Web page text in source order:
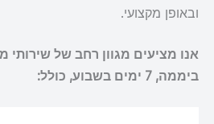
ובאופן מקצועי.
ביממה, 7 ימים בשבוע, כולל: